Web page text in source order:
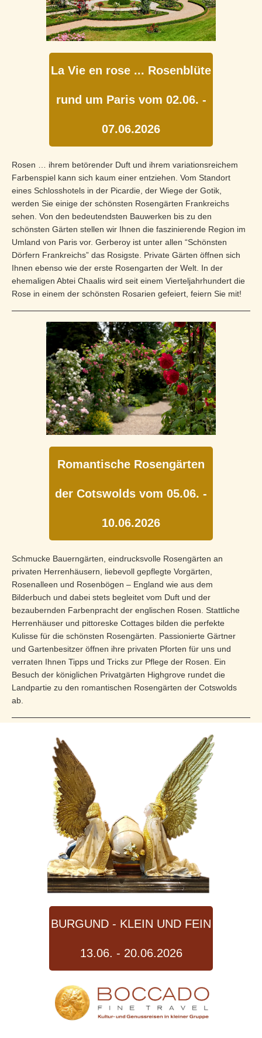
La Vie en rose ... Rosenblüte
rund um Paris vom 02.06. -
07.06.2026
Rosen … ihrem betörender Duft und ihrem variationsreichem
Farbenspiel kann sich kaum einer entziehen. Vom Standort
eines Schlosshotels in der Picardie, der Wiege der Gotik,
werden Sie einige der schönsten Rosengärten Frankreichs
sehen. Von den bedeutendsten Bauwerken bis zu den
schönsten Gärten stellen wir Ihnen die faszinierende Region im
Umland von Paris vor. Gerberoy ist unter allen “Schönsten
Dörfern Frankreichs” das Rosigste. Private Gärten öffnen sich
Ihnen ebenso wie der erste Rosengarten der Welt. In der
ehemaligen Abtei Chaalis wird seit einem Vierteljahrhundert die
Rose in einem der schönsten Rosarien gefeiert, feiern Sie mit!
Romantische Rosengärten
der Cotswolds vom 05.06. -
10.06.2026
Schmucke Bauerngärten, eindrucksvolle Rosengärten an
privaten Herrenhäusern, liebevoll gepflegte Vorgärten,
Rosenalleen und Rosenbögen – England wie aus dem
Bilderbuch und dabei stets begleitet vom Duft und der
bezaubernden Farbenpracht der englischen Rosen. Stattliche
Herrenhäuser und pittoreske Cottages bilden die perfekte
Kulisse für die schönsten Rosengärten. Passionierte Gärtner
und Gartenbesitzer öffnen ihre privaten Pforten für uns und
verraten Ihnen Tipps und Tricks zur Pflege der Rosen. Ein
Besuch der königlichen Privatgärten Highgrove rundet die
Landpartie zu den romantischen Rosengärten der Cotswolds
ab.
BURGUND - KLEIN UND FEIN
13.06. - 20.06.2026